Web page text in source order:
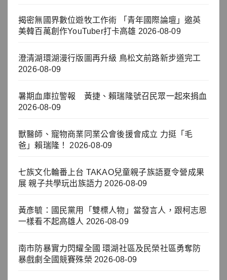
揭密無國界數位遊牧工作術 「青年國際論壇」邀英
美韓百萬創作YouTuber打卡高雄 2026-08-09
澄清湖環湖漫行版圖再升級 鳥松文前路新步道完工
2026-08-09
暑期血庫拉警報 黃捷、賴瑞隆號召民眾一起來捐血
2026-08-09
獸醫師、寵物商業同業公會後援會成立 力挺「毛
爸」賴瑞隆！
2026-08-09
七族文化輪番上台 TAKAO兒童親子族語夏令營成果
展 親子共學玩出族語力 2026-08-09
黃彥毓：國民黨用「雙標人物」當發言人，跟柯志恩
一樣看不起高雄人 2026-08-09
南市防暴實力閃耀全國 環湖社區及民榮社區勇奪防
暴戲劇全國競賽殊榮 2026-08-09